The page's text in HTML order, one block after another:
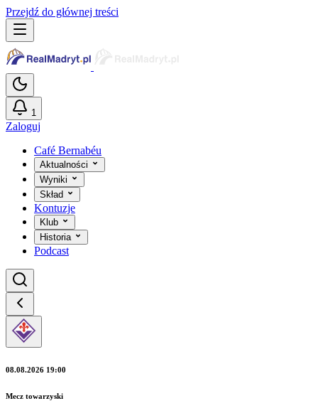
Przejdź do głównej treści
1
Zaloguj
Café Bernabéu
Aktualności
Wyniki
Skład
Kontuzje
Klub
Historia
Podcast
08.08.2026 19:00
Mecz towarzyski